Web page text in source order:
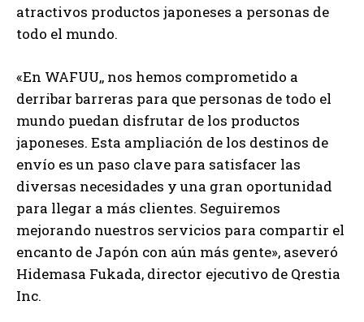
atractivos productos japoneses a personas de
todo el mundo.
«En WAFUU,, nos hemos comprometido a
derribar barreras para que personas de todo el
mundo puedan disfrutar de los productos
japoneses. Esta ampliación de los destinos de
envío es un paso clave para satisfacer las
diversas necesidades y una gran oportunidad
para llegar a más clientes. Seguiremos
mejorando nuestros servicios para compartir el
encanto de Japón con aún más gente», aseveró
Hidemasa Fukada, director ejecutivo de Qrestia
Inc.